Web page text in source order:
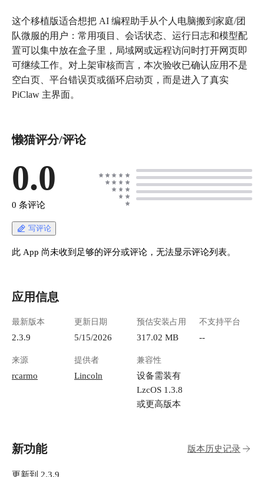
这个移植版适合想把 AI 编程助手从个人电脑搬到家庭/团
队微服的用户：常用项目、会话状态、运行日志和模型配
置可以集中放在盒子里，局域网或远程访问时打开网页即
可继续工作。对上架审核而言，本次验收已确认应用不是
空白页、平台错误页或循环启动页，而是进入了真实
PiClaw 主界面。
懒猫评分/评论
0.0
0 条评论
写评论
此 App 尚未收到足够的评分或评论，无法显示评论列表。
应用信息
最新版本
2.3.9
更新日期
5/15/2026
预估安装占用
317.02 MB
不支持平台
--
来源
rcarmo
提供者
Lincoln
兼容性
设备需装有
LzcOS 1.3.8
或更高版本
新功能 版本历史记录
更新到 2.3.9